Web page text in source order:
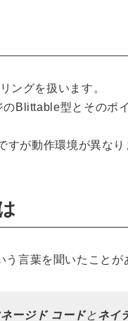
ングを扱います。
Blittable型とそのポ
が動作環境が異な
う言葉を聞いたことが
ネージド コードとネイ